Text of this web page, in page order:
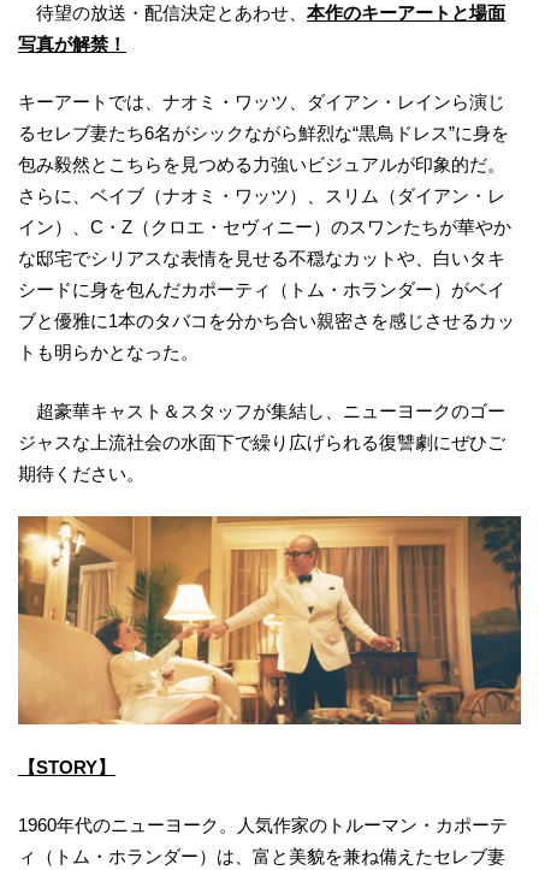
待望の放送・配信決定とあわせ、 本作のキーアートと場面
写真が解禁！
キーアートでは、ナオミ・ワッツ、ダイアン・レインら演じ
るセレブ妻たち6名がシックながら鮮烈な“黒鳥ドレス”に身を
包み毅然とこちらを見つめる力強いビジュアルが印象的だ。
さらに、ベイブ（ナオミ・ワッツ）、スリム（ダイアン・レ
イン）、C・Z（クロエ・セヴィニー）のスワンたちが華やか
な邸宅でシリアスな表情を見せる不穏なカットや、白いタキ
シードに身を包んだカポーティ（トム・ホランダー）がベイ
ブと優雅に1本のタバコを分かち合い親密さを感じさせるカッ
トも明らかとなった。
超豪華キャスト＆スタッフが集結し、ニューヨークのゴー
ジャスな上流社会の水面下で繰り広げられる復讐劇にぜひご
期待ください。
【STORY】
1960年代のニューヨーク。人気作家のトルーマン・カポーテ
ィ（トム・ホランダー）は、富と美貌を兼ね備えたセレブ妻